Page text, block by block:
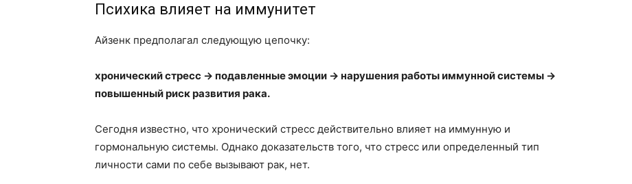
Психика влияет на иммунитет
Айзенк предполагал следующую цепочку:
хронический стресс → подавленные эмоции → нарушения работы иммунной системы →
повышенный риск развития рака.
Сегодня известно, что хронический стресс действительно влияет на иммунную и
гормональную системы. Однако доказательств того, что стресс или определенный тип
личности сами по себе вызывают рак, нет.